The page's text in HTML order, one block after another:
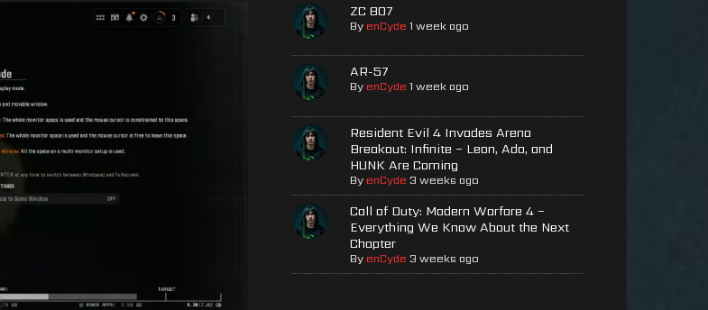
ZC 807
By enCyde 1 week ago
AR-57
By enCyde 1 week ago
Resident Evil 4 Invades Arena
Breakout: Infinite – Leon, Ada, and
HUNK Are Coming
By enCyde 3 weeks ago
Call of Duty: Modern Warfare 4 –
Everything We Know About the Next
Chapter
By enCyde 3 weeks ago